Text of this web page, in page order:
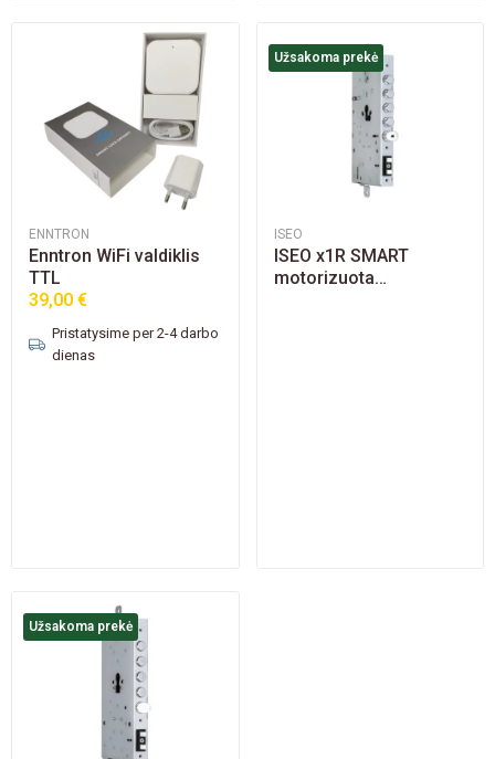
ENNTRON
Enntron WiFi valdiklis
TTL
39,00 €
Pristatysime per 2-4 darbo
dienas
Užsakoma prekė
ISEO
ISEO x1R SMART
motorizuota
Užsakoma prekė